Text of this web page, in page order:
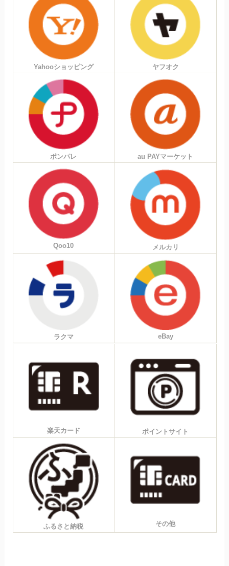
Yahooショッピング ヤフオク
ポンパレ au PAYマーケット
Qoo10 メルカリ
ラクマ eBay
楽天カード ポイントサイト
ふるさと納税 その他